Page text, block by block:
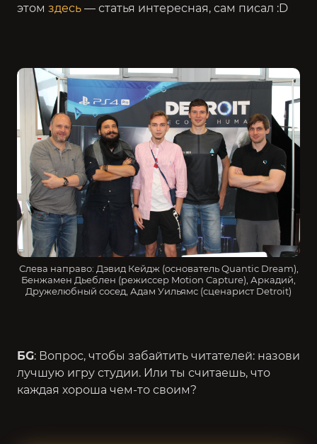
этом здесь — статья интересная, сам писал :D
Слева направо: Дэвид Кейдж (основатель Quantic Dream),
Бенжамен Дьеблен (режиссер Motion Capture), Аркадий,
Дружелюбный сосед, Адам Уильямс (сценарист Detroit)
БG: Вопрос, чтобы забайтить читателей: назови
лучшую игру студии. Или ты считаешь, что
каждая хороша чем-то своим?